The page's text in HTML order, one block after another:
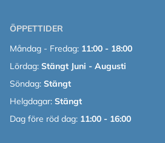
ÖPPETTIDER
Måndag - Fredag: 11:00 - 18:00
Lördag: Stängt Juni - Augusti
Söndag: Stängt
Helgdagar: Stängt
Dag före röd dag: 11:00 - 16:00